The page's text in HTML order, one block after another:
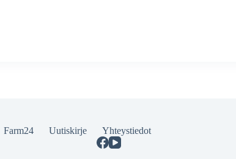
Farm24 Uutiskirje
Yhteystiedot